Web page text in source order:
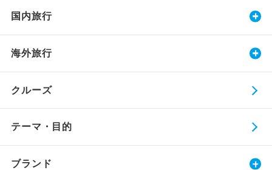
国内旅行
海外旅行
クルーズ
テーマ・目的
ブランド